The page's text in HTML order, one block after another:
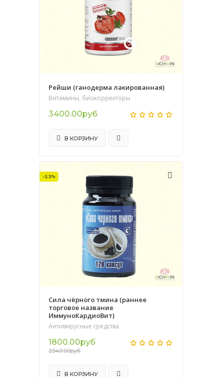
Рейши (ганодерма лакированная)
Витамины, биокорректоры
3400.00руб
В КОРЗИНУ
-23%
Сила чёрного тмина (раннее
торговое название
ИммуноКардиоВит)
Антивирусные средства
1800.00руб
2340.00руб
В КОРЗИНУ